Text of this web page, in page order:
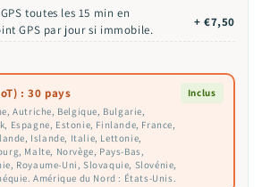
toutes les 15 min en
GPS par jour si immobile.
+ €7,50
: 30 pays
Autriche, Belgique, Bulgarie,
Espagne, Estonie, Finlande, France,
Islande, Italie, Lettonie,
Malte, Norvège, Pays-Bas,
Royaume-Uni, Slovaquie, Slovénie,
Amérique du Nord : États-Unis.
Inclus